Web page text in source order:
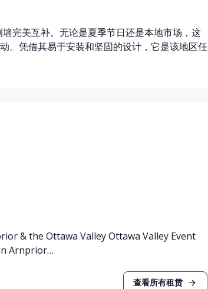
完美互补。无论是夏季节日还是本地市场，这
。凭借其易于安装和坚固的设计，它是该地区任
& the Ottawa Valley Ottawa Valley Event
Arnprior…
查看所有租赁